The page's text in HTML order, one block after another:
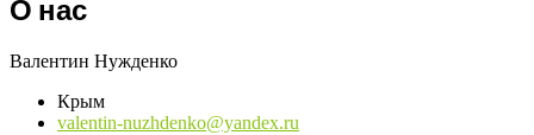
О нас
Валентин Нужденко
Крым
valentin-nuzhdenko@yandex.ru